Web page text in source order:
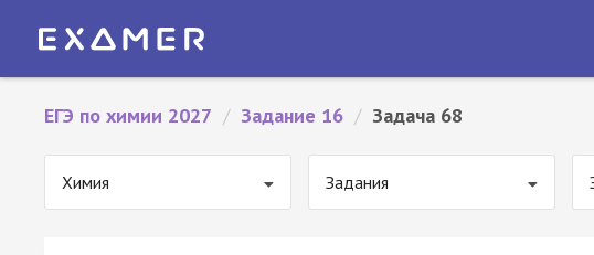
ЕГЭ по химии 2027 / Задание 16 / Задача 68
Химия Задания